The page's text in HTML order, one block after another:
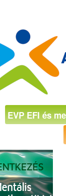
EVP EFI és